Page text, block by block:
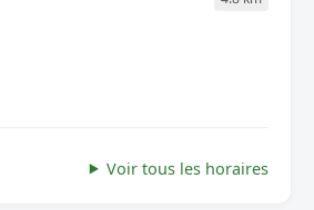
Voir tous les horaires